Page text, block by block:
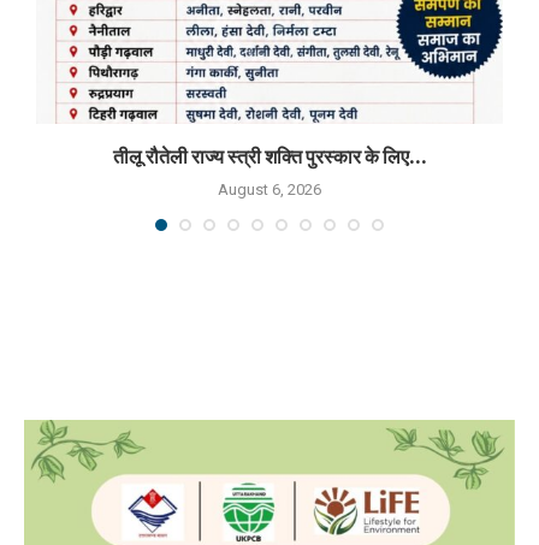
तीलू रौतेली राज्य स्त्री शक्ति पुरस्कार के लिए...
August 6, 2026